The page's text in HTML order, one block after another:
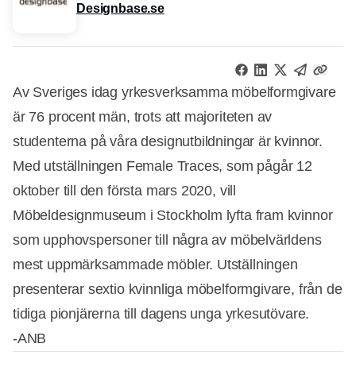
Designbase.se
Av Sveriges idag yrkesverksamma möbelformgivare
är 76 procent män, trots att majoriteten av
studenterna på våra designutbildningar är kvinnor.
Med utställningen Female Traces, som pågår 12
oktober till den första mars 2020, vill
Möbeldesignmuseum i Stockholm lyfta fram kvinnor
som upphovspersoner till några av möbelvärldens
mest uppmärksammade möbler. Utställningen
presenterar sextio kvinnliga möbelformgivare, från de
tidiga pionjärerna till dagens unga yrkesutövare.
-ANB